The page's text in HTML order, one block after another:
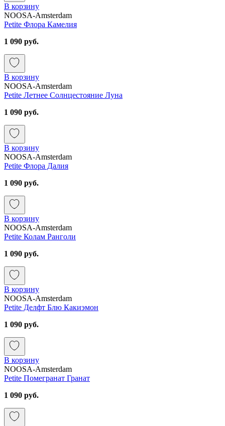
В корзину
NOOSA-Amsterdam
Petite Флора Камелия
1 090 руб.
В корзину
NOOSA-Amsterdam
Petite Летнее Солнцестояние Луна
1 090 руб.
В корзину
NOOSA-Amsterdam
Petite Флора Далия
1 090 руб.
В корзину
NOOSA-Amsterdam
Petite Колам Ранголи
1 090 руб.
В корзину
NOOSA-Amsterdam
Petite Делфт Блю Какиэмон
1 090 руб.
В корзину
NOOSA-Amsterdam
Petite Помегранат Гранат
1 090 руб.